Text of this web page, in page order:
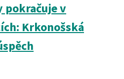
pokračuje v
Krkonošská